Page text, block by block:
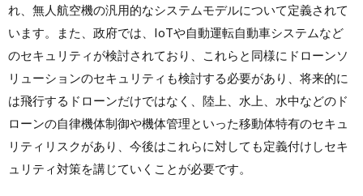
れ、無人航空機の汎用的なシステムモデルについて定義されて
います。また、政府では、IoTや自動運転自動車システムなど
のセキュリティが検討されており、これらと同様にドローンソ
リューションのセキュリティも検討する必要があり、将来的に
は飛行するドローンだけではなく、陸上、水上、水中などのド
ローンの自律機体制御や機体管理といった移動体特有のセキュ
リティリスクがあり、今後はこれらに対しても定義付けしセキ
ュリティ対策を講じていくことが必要です。